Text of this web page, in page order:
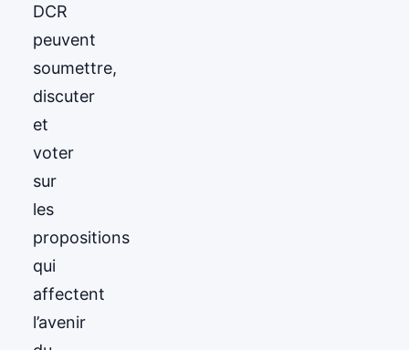
DCR
peuvent
soumettre,
discuter
et
voter
sur
les
propositions
qui
affectent
l’avenir